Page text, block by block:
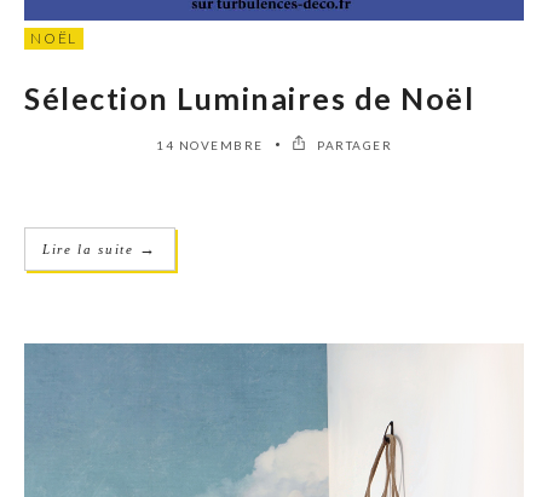
NOËL
Sélection Luminaires de Noël
14 NOVEMBRE PARTAGER
Lire la suite →